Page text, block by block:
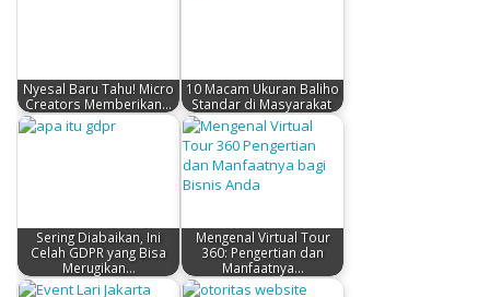
Nyesal Baru Tahu! Micro
Creators Memberikan…
10 Macam Ukuran Baliho
Standar di Masyarakat
Sering Diabaikan, Ini
Celah GDPR yang Bisa
Merugikan…
Mengenal Virtual Tour
360: Pengertian dan
Manfaatnya…